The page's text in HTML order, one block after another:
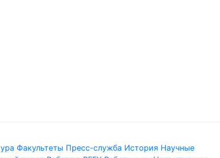
Факультеты Пресс-служба История Научные